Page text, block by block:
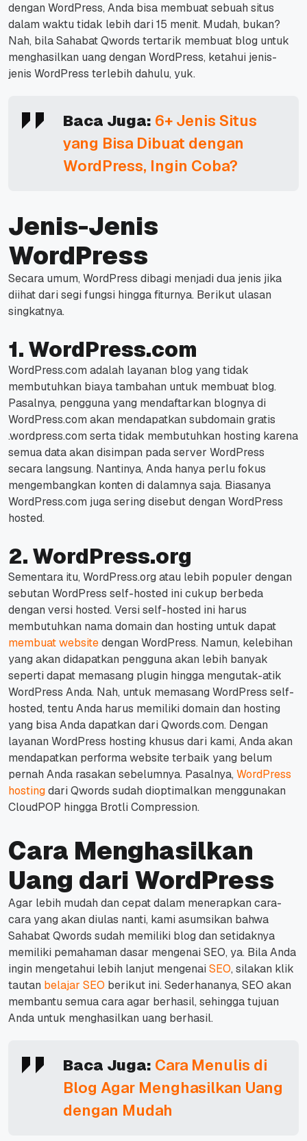
dengan WordPress, Anda bisa membuat sebuah situs
dalam waktu tidak lebih dari 15 menit. Mudah, bukan?
Nah, bila Sahabat Qwords tertarik membuat blog untuk
menghasilkan uang dengan WordPress, ketahui jenis-
jenis WordPress terlebih dahulu, yuk.
Baca Juga: 6+ Jenis Situs
yang Bisa Dibuat dengan
WordPress, Ingin Coba?
Jenis-Jenis
WordPress
Secara umum, WordPress dibagi menjadi dua jenis jika
diihat dari segi fungsi hingga fiturnya. Berikut ulasan
singkatnya.
1. WordPress.com
WordPress.com adalah layanan blog yang tidak
membutuhkan biaya tambahan untuk membuat blog.
Pasalnya, pengguna yang mendaftarkan blognya di
WordPress.com akan mendapatkan subdomain gratis
.wordpress.com serta tidak membutuhkan hosting karena
semua data akan disimpan pada server WordPress
secara langsung. Nantinya, Anda hanya perlu fokus
mengembangkan konten di dalamnya saja. Biasanya
WordPress.com juga sering disebut dengan WordPress
hosted.
2. WordPress.org
Sementara itu, WordPress.org atau lebih populer dengan
sebutan WordPress self-hosted ini cukup berbeda
dengan versi hosted. Versi self-hosted ini harus
membutuhkan nama domain dan hosting untuk dapat
membuat websitedengan WordPress. Namun, kelebihan
yang akan didapatkan pengguna akan lebih banyak
seperti dapat memasang plugin hingga mengutak-atik
WordPress Anda. Nah, untuk memasang WordPress self-
hosted, tentu Anda harus memiliki domain dan hosting
yang bisa Anda dapatkan dari Qwords.com. Dengan
layanan WordPress hosting khusus dari kami, Anda akan
mendapatkan performawebsiteterbaik yang belum
pernah Anda rasakan sebelumnya. Pasalnya, WordPress
hostingdari Qwords sudah dioptimalkan menggunakan
CloudPOP hingga Brotli Compression.
Cara Menghasilkan
Uang dari WordPress
Agar lebih mudah dan cepat dalam menerapkan cara-
cara yang akan diulas nanti, kami asumsikan bahwa
Sahabat Qwords sudah memiliki blog dan setidaknya
memiliki pemahaman dasar mengenai SEO, ya. Bila Anda
ingin mengetahui lebih lanjut mengenai SEO, silakan klik
tautan belajar SEO berikut ini. Sederhananya, SEO akan
membantu semua cara agar berhasil, sehingga tujuan
Anda untuk menghasilkan uang berhasil.
Baca Juga: Cara Menulis di
Blog Agar Menghasilkan Uang
dengan Mudah